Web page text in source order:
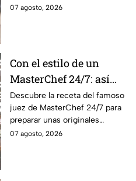
reacciona cada signo del
07 agosto, 2026
Con el estilo de un
MasterChef 24/7: así
prepara el Chef Herrera
unas enfrijoladas al
chipotle
Descubre la receta del famoso
juez de MasterChef 24/7 para
preparar unas originales
enfrijoladas con una salsa llena
07 agosto, 2026